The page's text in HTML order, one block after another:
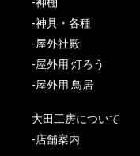
-神棚
-神具・各種
-屋外社殿
-屋外用 灯ろう
-屋外用 鳥居
大田工房について
-店舗案内